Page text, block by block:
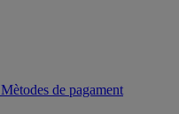
Mètodes de pagament